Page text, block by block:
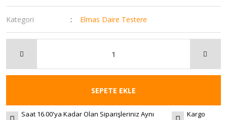
Kategori Elmas Daire Testere
SEPETE EKLE
Saat 16.00'ya Kadar Olan Siparişleriniz Aynı
Kargo